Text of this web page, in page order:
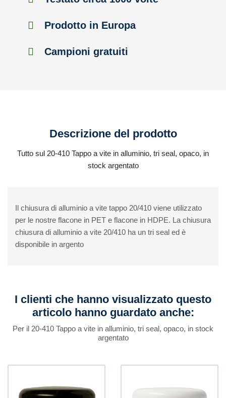
Prodotto in Europa
Campioni gratuiti
Descrizione del prodotto
Tutto sul 20-410 Tappo a vite in alluminio, tri seal, opaco, in
stock argentato
Il chiusura di alluminio a vite tappo 20/410 viene utilizzato
per le nostre flacone in PET e flacone in HDPE. La chiusura
chiusura di alluminio a vite 20/410 ha un tri seal ed è
disponibile in argento
I clienti che hanno visualizzato questo
articolo hanno guardato anche:
Per il 20-410 Tappo a vite in alluminio, tri seal, opaco, in stock
argentato